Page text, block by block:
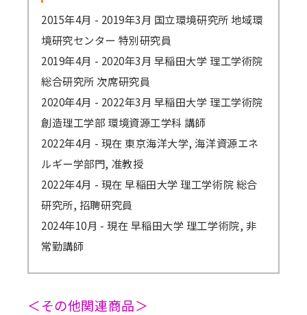
2015年4月 - 2019年3月 国立環境研究所 地域環
境研究センター 特別研究員
2019年4月 - 2020年3月 早稲田大学 理工学術院
総合研究所 次席研究員
2020年4月 - 2022年3月 早稲田大学 理工学術院
創造理工学部 環境資源工学科 講師
2022年4月 - 現在 東京海洋大学, 海洋資源エネ
ルギー学部門, 准教授
2022年4月 - 現在 早稲田大学 理工学術院 総合
研究所, 招聘研究員
2024年10月 - 現在 早稲田大学 理工学術院, 非
常勤講師
＜その他関連商品＞